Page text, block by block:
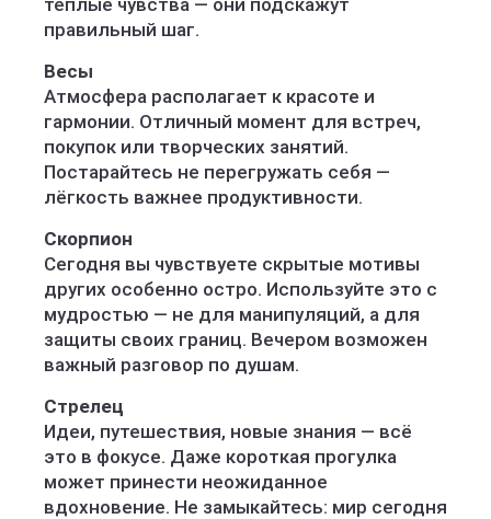
тёплые чувства — они подскажут
правильный шаг.
Весы
Атмосфера располагает к красоте и
гармонии. Отличный момент для встреч,
покупок или творческих занятий.
Постарайтесь не перегружать себя —
лёгкость важнее продуктивности.
Скорпион
Сегодня вы чувствуете скрытые мотивы
других особенно остро. Используйте это с
мудростью — не для манипуляций, а для
защиты своих границ. Вечером возможен
важный разговор по душам.
Стрелец
Идеи, путешествия, новые знания — всё
это в фокусе. Даже короткая прогулка
может принести неожиданное
вдохновение. Не замыкайтесь: мир сегодня